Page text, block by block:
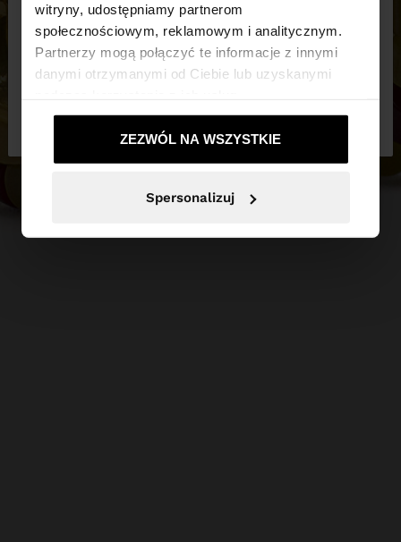
witryny, udostępniamy partnerom
społecznościowym, reklamowym i analitycznym.
Partnerzy mogą połączyć te informacje z innymi
danymi otrzymanymi od Ciebie lub uzyskanymi
ZEZWÓL NA WSZYSTKIE
Spersonalizuj
Odwiedzasz stronę z Polska. Czy chcesz
przeglądać naszą stronę United States?